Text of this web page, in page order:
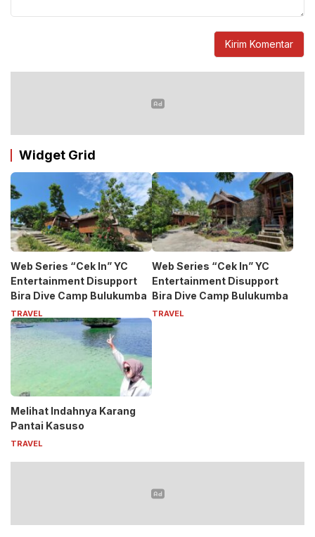
Widget Grid
Web Series “Cek In” YC
Entertainment Disupport
Bira Dive Camp Bulukumba
TRAVEL
Web Series “Cek In” YC
Entertainment Disupport
Bira Dive Camp Bulukumba
TRAVEL
Melihat Indahnya Karang
Pantai Kasuso
TRAVEL